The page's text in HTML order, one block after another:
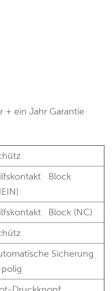
+ ein Jahr Garantie
Block
Block (NC)
Sicherung